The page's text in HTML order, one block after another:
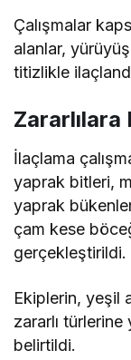
Çalışmalar
alanlar,
titizlikle
Zararlılara
İlaçlama
yaprak bitleri,
yaprak
çam kese
gerçekleştirildi.
Ekiplerin, yeşil
zararlı
belirtildi.